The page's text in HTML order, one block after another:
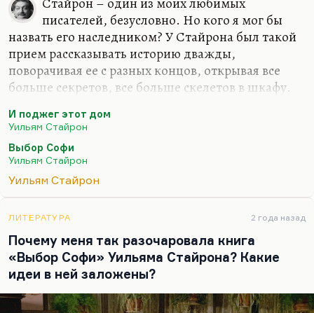
писателей, безусловно. Но кого я мог бы
назвать его наследником? У Стайрона был такой
прием рассказывать историю дважды,
поворачивая ее с разных концов, открывая все
больше секретов, все больше скелетов в шкафу.
этот дом», так написан «Выбор Софи», ну и
думаю, что и «Признания Ната Тернера» тоже
постепенно снимают разные слои с истории.
Кстати говоря, первый его роман «Сойди во тьму»
я прочитал недавно – скучно. Я боюсь, что он
конечно, «И поджег этот дом». Это просто
действительно высокая литература. И гениально
придуманный сюжет, и герой омерзительный
(Мэйсон), и изумительный Касс…
И поджег этот дом
Уильям Стайрон
Выбор Софи
Уильям Стайрон
Уильям Стайрон
ЛИТЕРАТУРА 2 года назад
Почему меня так разочаровала книга
«Выбор Софи» Уильяма Стайрона? Какие
идеи в ней заложены?